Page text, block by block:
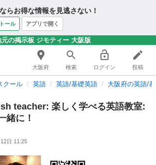
らお得な情報を見逃さない！
ール アプリで開く
元の掲示板 ジモティー 大阪版
大阪府 検索 ログイン 投稿
クール 英語 英語/基礎英語 大阪府の英語/
teacher: 楽しく学べる英語教室:
緒に！
日 11:25